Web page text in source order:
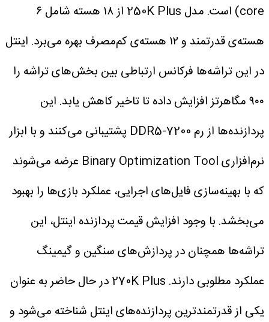
core) است. مدل 250K Plus از ۱۸ هسته شامل ۶
هسته‌ی قدرتمند و ۱۲ هسته‌ی کم‌مصرف بهره می‌برد.
اینتل
در این تراشه‌ها فرکانس ارتباطی بین بخش‌های تراشه را
۹۰۰ مگاهرتز افزایش داده تا تاخیر کاهش یابد. این
پردازنده‌ها از رم DDR5-7200 پشتیبانی می‌کنند و با ابزار
نرم‌افزاری Binary Optimization Tool عرضه می‌شوند
که با بهینه‌سازی فایل‌های اجرایی، عملکرد بازی‌ها را بهبود
می‌بخشد. با وجود افزایش قیمت پردازنده اینتل، این
تراشه‌ها همچنان در پردازش‌های سنگین و گیمینگ
عملکرد مطلوبی دارند. 270K Plus در حال حاضر به عنوان
یکی از قدرتمندترین پردازنده‌های اینتل شناخته می‌شود و